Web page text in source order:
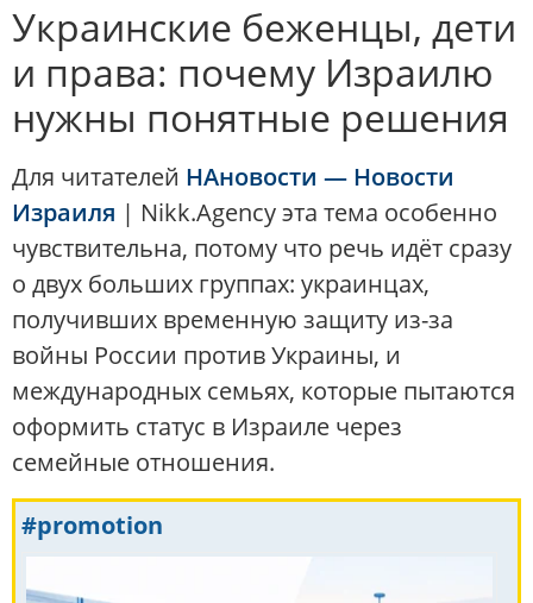
Украинские беженцы, дети
и права: почему Израилю
нужны понятные решения
Для читателей НАновости — Новости
Израиля | Nikk.Agency эта тема особенно
чувствительна, потому что речь идёт сразу
о двух больших группах: украинцах,
получивших временную защиту из-за
войны России против Украины, и
международных семьях, которые пытаются
оформить статус в Израиле через
семейные отношения.
#promotion